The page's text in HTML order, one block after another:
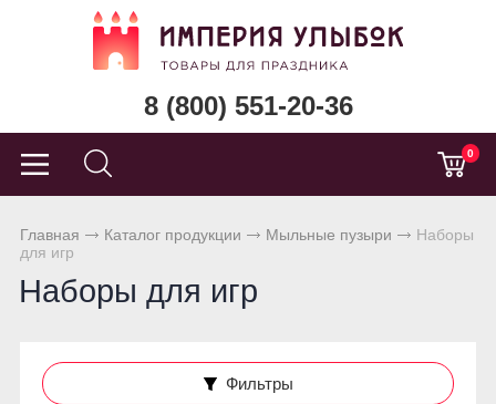
8 (800) 551-20-36
0
Главная Каталог продукции Мыльные пузыри
Наборы
для игр
Наборы для игр
Фильтры